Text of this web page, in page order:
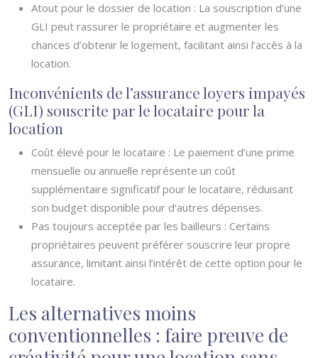
Atout pour le dossier de location : La souscription d’une
GLI peut rassurer le propriétaire et augmenter les
chances d’obtenir le logement, facilitant ainsi l’accès à la
location.
Inconvénients de l’assurance loyers impayés
(GLI) souscrite par le locataire pour la
location
Coût élevé pour le locataire : Le paiement d’une prime
mensuelle ou annuelle représente un coût
supplémentaire significatif pour le locataire, réduisant
son budget disponible pour d’autres dépenses.
Pas toujours acceptée par les bailleurs : Certains
propriétaires peuvent préférer souscrire leur propre
assurance, limitant ainsi l’intérêt de cette option pour le
locataire.
Les alternatives moins
conventionnelles : faire preuve de